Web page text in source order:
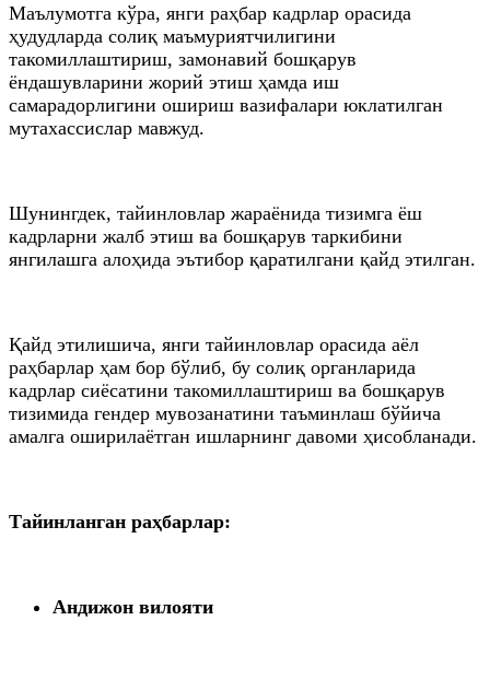
Маълумотга кўра, янги раҳбар кадрлар орасида
ҳудудларда солиқ маъмуриятчилигини
такомиллаштириш, замонавий бошқарув
ёндашувларини жорий этиш ҳамда иш
самарадорлигини ошириш вазифалари юклатилган
мутахассислар мавжуд.
Шунингдек, тайинловлар жараёнида тизимга ёш
кадрларни жалб этиш ва бошқарув таркибини
янгилашга алоҳида эътибор қаратилгани қайд этилган.
Қайд этилишича, янги тайинловлар орасида аёл
раҳбарлар ҳам бор бўлиб, бу солиқ органларида
кадрлар сиёсатини такомиллаштириш ва бошқарув
тизимида гендер мувозанатини таъминлаш бўйича
амалга оширилаётган ишларнинг давоми ҳисобланади.
Тайинланган раҳбарлар:
Андижон вилояти